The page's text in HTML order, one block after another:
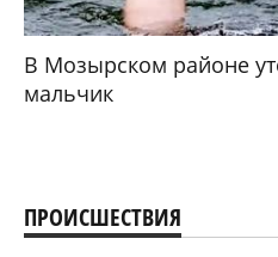
В Мозырском районе
мальчик
ПРОИСШЕСТВИЯ